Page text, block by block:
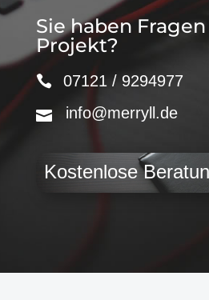
Sie haben
Projekt?
07121 / 9294977
info@merryll.de
Kostenlose